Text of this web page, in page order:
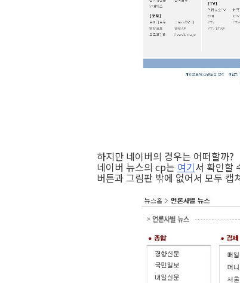
하지만 네이버의 경우는 어떠할까?
네이버 뉴스의 cp는 여기서 확인할
버튼과 그림판 밖에 없어서 모두 캡